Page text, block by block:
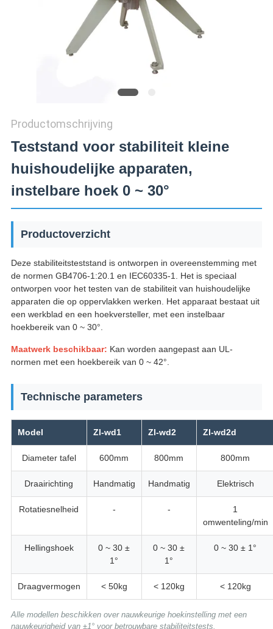
Productomschrijving
Teststand voor stabiliteit kleine
huishoudelijke apparaten,
instelbare hoek 0 ~ 30°
Productoverzicht
Deze stabiliteitsteststand is ontworpen in overeenstemming met
de normen GB4706-1:20.1 en IEC60335-1. Het is speciaal
ontworpen voor het testen van de stabiliteit van huishoudelijke
apparaten die op oppervlakken werken. Het apparaat bestaat uit
een werkblad en een hoekversteller, met een instelbaar
hoekbereik van 0 ~ 30°.
Maatwerk beschikbaar: Kan worden aangepast aan UL-
normen met een hoekbereik van 0 ~ 42°.
Technische parameters
Model Zl-wd1 Zl-wd2 Zl-wd2d
Diameter tafel 600mm 800mm 800mm
Draairichting Handmatig Handmatig Elektrisch
Rotatiesnelheid - -
1
omwenteling/min
Hellingshoek
0 ~ 30 ±
1°
0 ~ 30 ±
1°
0 ~ 30 ± 1°
Draagvermogen < 50kg < 120kg < 120kg
Alle modellen beschikken over nauwkeurige hoekinstelling met een
nauwkeurigheid van ±1° voor betrouwbare stabiliteitstests.